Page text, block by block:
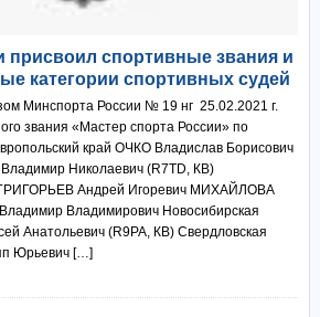
присвоил спортивные звания и
категории спортивных судей
Минспорта России № 19 нг 25.02.2021 г.
звания «Мастер спорта России» по
край ОЧКО Владислав Борисович
Николаевич (R7TD, КВ)
ГРИГОРЬЕВ Андрей Игоревич МИХАЙЛОВА
Владимирович Новосибирская
Анатольевич (R9PA, КВ) Свердловская
Юрьевич […]